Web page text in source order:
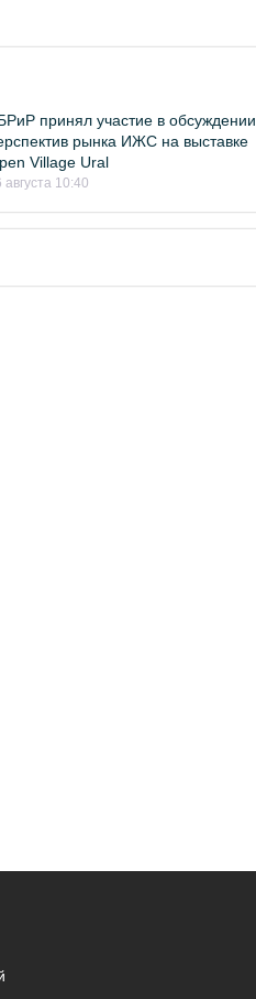
принял участие в обсуждении
рынка ИЖС на выставке
Village Ural
августа 10:40